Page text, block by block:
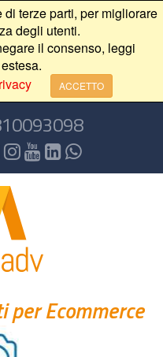
terze parti, per migliorare
degli utenti.
il consenso, leggi
ACCETTO
per Ecommerce